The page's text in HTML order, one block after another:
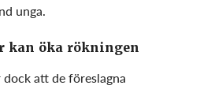
unga.
öka rökningen
dock att de föreslagna